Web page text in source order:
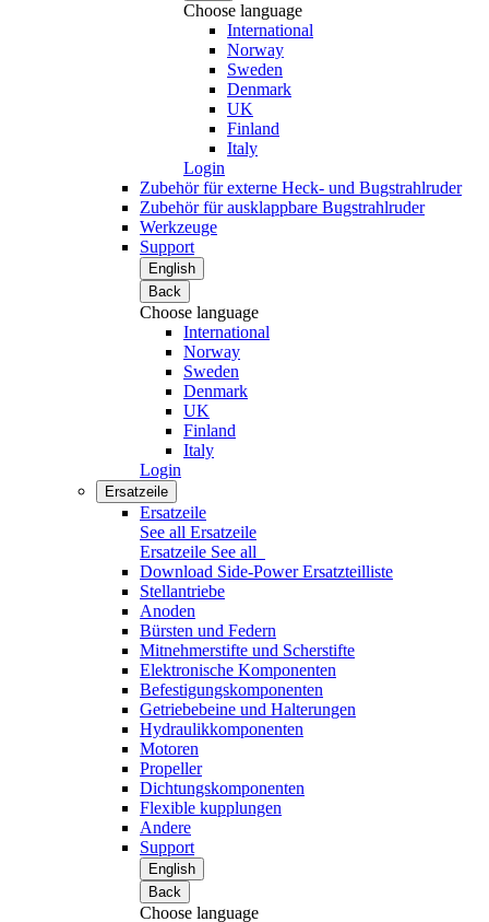
Choose language
International
Norway
Sweden
Denmark
UK
Finland
Italy
Login
Zubehör für externe Heck- und Bugstrahlruder
Zubehör für ausklappbare Bugstrahlruder
Werkzeuge
Support
English
Back
Choose language
International
Norway
Sweden
Denmark
UK
Finland
Italy
Login
Ersatzeile
Ersatzeile
See all Ersatzeile
Ersatzeile See all
Download Side-Power Ersatzteilliste
Stellantriebe
Anoden
Bürsten und Federn
Mitnehmerstifte und Scherstifte
Elektronische Komponenten
Befestigungskomponenten
Getriebebeine und Halterungen
Hydraulikkomponenten
Motoren
Propeller
Dichtungskomponenten
Flexible kupplungen
Andere
Support
English
Back
Choose language